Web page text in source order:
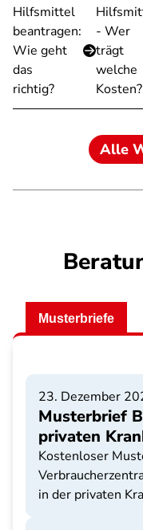
Hilfsmittel
beantragen:
Wie geht
das
richtig?
- Wer
trägt
welche
Kosten?
Alle
Musterbriefe
23. Dezember
Musterbrief
privaten
Kostenloser
in der privaten